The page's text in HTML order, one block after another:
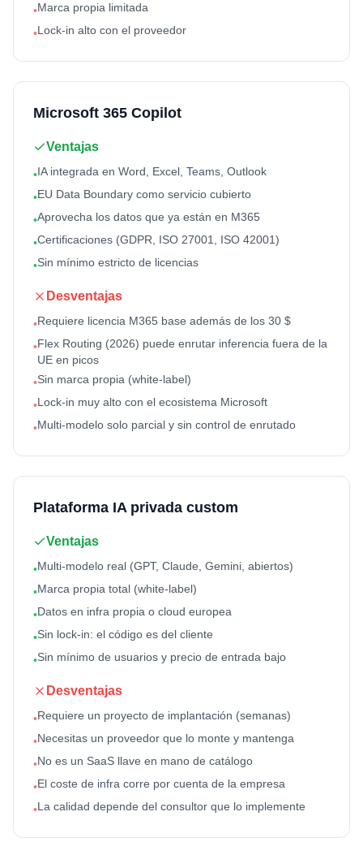
•Marca propia limitada
•Lock-in alto con el proveedor
Microsoft 365 Copilot
Ventajas
•IA integrada en Word, Excel, Teams, Outlook
•EU Data Boundary como servicio cubierto
•Aprovecha los datos que ya están en M365
•Certificaciones (GDPR, ISO 27001, ISO 42001)
•Sin mínimo estricto de licencias
Desventajas
•Requiere licencia M365 base además de los 30 $
•Flex Routing (2026) puede enrutar inferencia fuera de la
UE en picos
•Sin marca propia (white-label)
•Lock-in muy alto con el ecosistema Microsoft
•Multi-modelo solo parcial y sin control de enrutado
Plataforma IA privada custom
Ventajas
•Multi-modelo real (GPT, Claude, Gemini, abiertos)
•Marca propia total (white-label)
•Datos en infra propia o cloud europea
•Sin lock-in: el código es del cliente
•Sin mínimo de usuarios y precio de entrada bajo
Desventajas
•Requiere un proyecto de implantación (semanas)
•Necesitas un proveedor que lo monte y mantenga
•No es un SaaS llave en mano de catálogo
•El coste de infra corre por cuenta de la empresa
•La calidad depende del consultor que lo implemente